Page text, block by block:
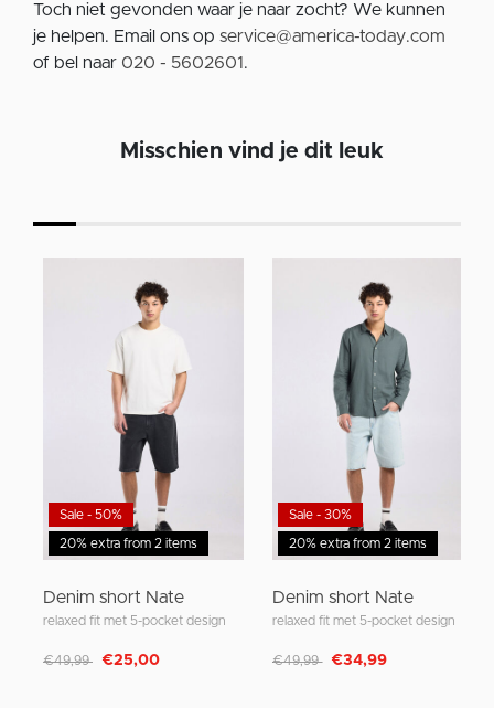
Toch niet gevonden waar je naar zocht? We kunnen
je helpen. Email ons op service@america-today.com
of bel naar 020 - 5602601.
Misschien vind je dit leuk
20% extra from 2 items
Sale - 50%
Denim short Nate
relaxed fit met 5-pocket design
Afgeprijsd van
€49,99 naar
€25,00
20% extra from 2 items
Sale - 30%
Denim short Nate
relaxed fit met 5-pocket design
Afgeprijsd van
€49,99 naar
€34,99